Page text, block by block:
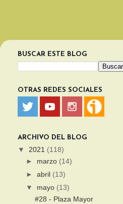
BUSCAR ESTE BLOG
OTRAS REDES SOCIALES
ARCHIVO DEL BLOG
▼ 2021 (118)
► marzo (14)
►abril (13)
▼ mayo (13)
#28 - Plaza Mayor